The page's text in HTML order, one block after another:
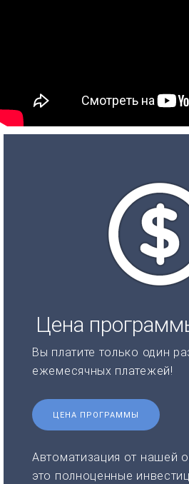
Цена
Вы платите только один
ежемесячных платежей!
ЦЕНА ПРОГРАММЫ
Автоматизация от нашей
это полноценные